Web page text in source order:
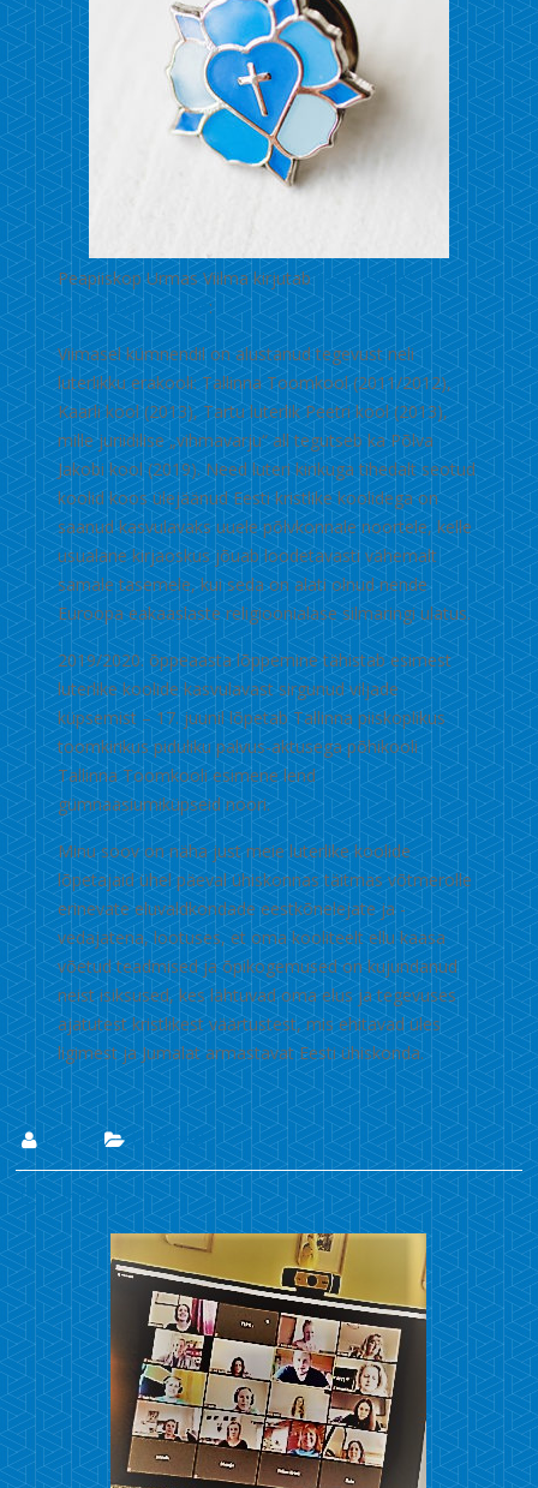
Peapiiskop Urmas Viilma kirjutab “Eesti Kiriku”
(03.06.20) juhtkirjas:
Viimasel kümnendil on alustanud tegevust neli
luterlikku erakooli: Tallinna Toomkool (2011/2012),
Kaarli kool (2013), Tartu luterlik Peetri kool (2013),
mille juriidilise „vihmavarju“ all tegutseb ka Põlva
Jakobi kool (2019). Need luteri kirikuga tihedalt seotud
koolid koos ülejäänud Eesti kristlike koolidega on
saanud kasvulavaks uuele põlvkonnale noortele, kelle
usualane kirjaoskus jõuab loodetavasti vähemalt
samale tasemele, kui seda on alati olnud nende
Euroopa eakaaslaste religioonialase silmaringi ulatus.
2019/2020. õppeaasta lõppemine tähistab esimest
luterlike koolide kasvulavast sirgunud viljade
küpsemist – 17. juunil lõpetab Tallinna piiskoplikus
toomkirikus piduliku palvus-aktusega põhikooli
Tallinna Toomkooli esimene lend
gümnaasiumiküpseid noori.
Minu soov on näha just meie luterlike koolide
lõpetajaid ühel päeval ühiskonnas täitmas võtmerolle
erinevate eluvaldkondade eestkõnelejate ja -
vedajatena, lootuses, et oma kooliteelt ellu kaasa
võetud teadmised ja õpikogemused on kujundanud
neist isiksused, kes lähtuvad oma elus ja tegevuses
ajatutest kristlikest väärtustest, mis ehitavad üles
ligimest ja Jumalat armastavat Eesti ühiskonda.
Lii Uudised
1. mai 2020